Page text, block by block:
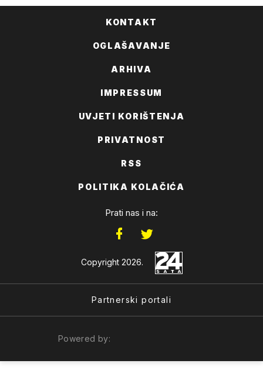
KONTAKT
OGLAŠAVANJE
ARHIVA
IMPRESSUM
UVJETI KORIŠTENJA
PRIVATNOST
RSS
POLITIKA KOLAČIĆA
Prati nas i na:
Copyright 2026.
Partnerski portali
Powered by: